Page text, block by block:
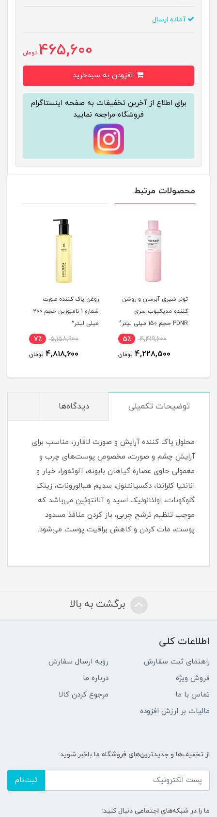
آماده ارسال
465,600 تومان
برای اطلاع از آخرین تخفیفات به صفحه اینستاگرام
فروشگاه مراجعه نمایید
محصولات مرتبط
تونر شیری آبرسان و روشن
کننده مدیکیوب سری
PDNR حجم 150 میلی لیتر^
4,419,600 5٪
4,228,500 تومان
روغن پاک کننده صورت
شماره 1 نامبوزین حجم 200
میلی لیتر^
5,158,900 7٪
4,818,600 تومان
توضیحات تکمیلی دیدگاه‌ها
محلول پاک کننده آرایش و صورت لافارر، مناسب برای
آرایش چشم و صورت، مخصوص پوست‌های چرب و
معمولی حاوی عصاره گیاهان بابونه، آلوئه‌ورا، خیار و
انانتیا کلرانتا، دکسپانتنول، سدیم هیالورونات، زینک
گلوکونات، اولئانولیک اسید و آلانتوئین می‌باشد که
موجب تنظیم ترشح چربی، باز کردن منافذ مسدود
پوست، مات کردن و کاهش براقیت پوست می‌شود.
برگشت به بالا
اطلاعات کلی
راهنمای ثبت سفارش
رویه ارسال سفارش
فروش ویژه
درباره ما
تماس با ما
مرجوع کردن کالا
مالیات بر ارزش افزوده
از تخفیف‌ها و جدیدترین‌های فروشگاه ما باخبر شوید:
ثبت‌نام
ما را در شبکه‌های اجتماعی دنبال کنید: